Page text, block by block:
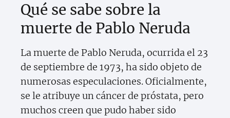
Qué se sabe sobre la
muerte de Pablo Neruda
La muerte de Pablo Neruda, ocurrida el 23
de septiembre de 1973, ha sido objeto de
numerosas especulaciones. Oficialmente,
se le atribuye un cáncer de próstata, pero
muchos creen que pudo haber sido